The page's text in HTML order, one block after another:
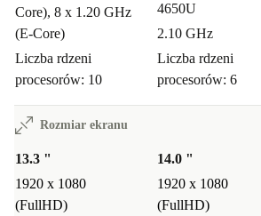
Core), 8 x 1.20 GHz
(E-Core)
Liczba rdzeni
procesorów: 10
4650U
2.10 GHz
Liczba rdzeni
procesorów: 6
Rozmiar ekranu
13.3 "
1920 x 1080
(FullHD)
14.0 "
1920 x 1080
(FullHD)